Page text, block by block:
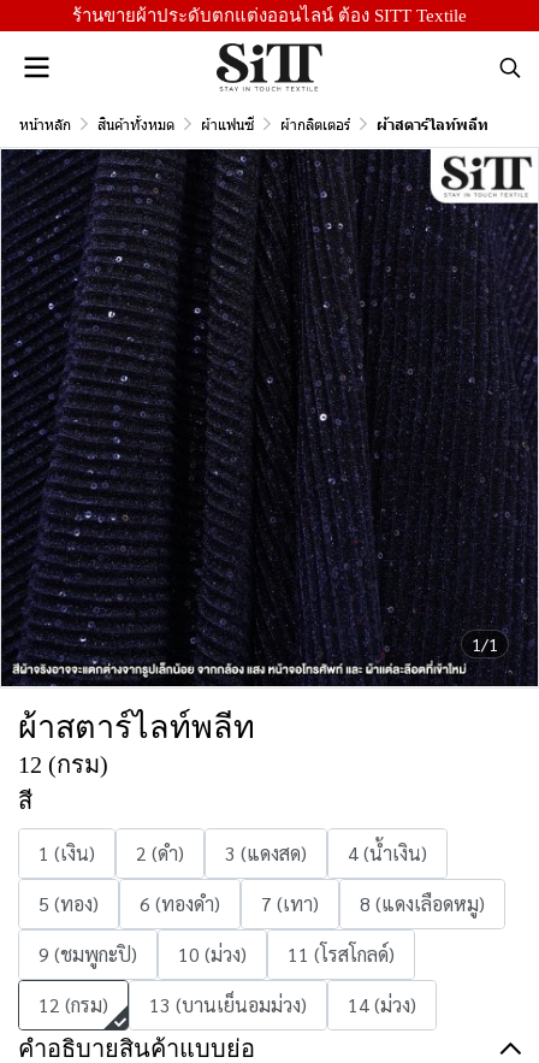
ร้านขายผ้าประดับตกแต่งออนไลน์ ต้อง SITT Textile
หน้าหลัก สินค้าทั้งหมด ผ้าแฟนซี ผ้ากลิตเตอร์ ผ้าสตาร์ไลท์พลีท
1/1
ผ้าสตาร์ไลท์พลีท
12 (กรม)
สี
1 (เงิน) 2 (ดำ) 3 (แดงสด)
4 (น้ำเงิน)
5 (ทอง)
6 (ทองดำ) 7 (เทา)
8 (แดงเลือดหมู)
9 (ชมพูกะปิ)
10 (ม่วง)
11 (โรสโกลด์)
12 (กรม)
13 (บานเย็นอมม่วง) 14 (ม่วง)
คำอธิบายสินค้าแบบย่อ